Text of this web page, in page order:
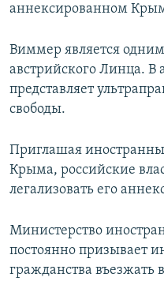
аннексированном
Виммер является
австрийского Линца. В
представляет
свободы.
Приглашая
Крыма, российские
легализовать его
Министерство
постоянно призывает
гражданства въезжать